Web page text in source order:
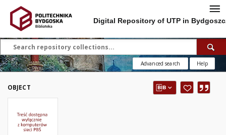
Digital Repository of UTP in
Advanced search Help
OBJECT